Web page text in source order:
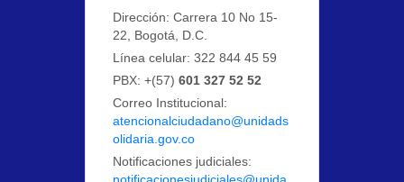
Dirección: Carrera 10 No 15-
22, Bogotá, D.C.
Línea celular: 322 844 45 59
PBX: +(57)601 327 52 52
Correo Institucional:
atencionalciudadano@unidads
olidaria.gov.co
Notificaciones judiciales:
notificacionesjudiciales@unida